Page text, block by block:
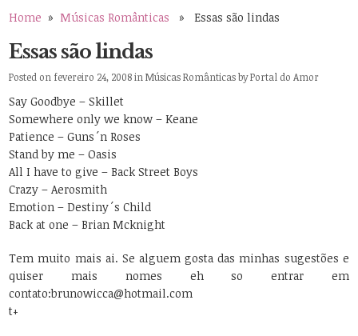
Home » Músicas Românticas » Essas são lindas
Essas são lindas
Posted on fevereiro 24, 2008 inMúsicas RomânticasbyPortal do Amor
Say Goodbye – Skillet
Somewhere only we know – Keane
Patience – Guns´n Roses
Stand by me – Oasis
All I have to give – Back Street Boys
Crazy – Aerosmith
Emotion – Destiny´s Child
Back at one – Brian Mcknight
Tem muito mais ai. Se alguem gosta das minhas sugestões e
quiser mais nomes eh so entrar em
contato:brunowicca@hotmail.com
t+